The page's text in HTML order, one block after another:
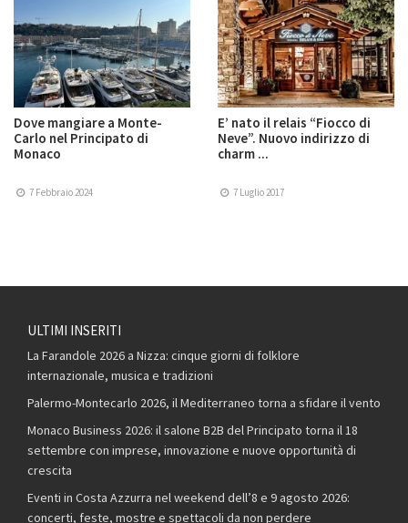
Dove mangiare a Monte-
Carlo nel Principato di
Monaco
7 Febbraio 2024
E’ nato il relais “Fiocco di
Neve”. Nuovo indirizzo di
charm ...
7 Luglio 2017
ULTIMI INSERITI
La Farandole 2026 a Nizza: cinque giorni di folklore
internazionale, musica e tradizioni
Palermo-Montecarlo 2026, il Mediterraneo torna a sfidare il vento
Monaco Business 2026: il salone B2B del Principato torna il 18
settembre con imprese, innovazione e nuove opportunità di
crescita
Eventi in Costa Azzurra nel weekend dell’8 e 9 agosto 2026:
concerti, feste, mostre e spettacoli da non perdere